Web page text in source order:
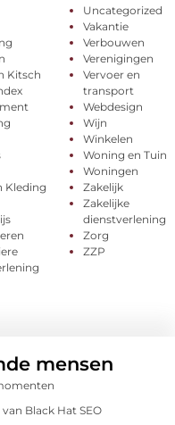
Kitsch
Kleding
Uncategorized
Vakantie
Verbouwen
Verenigingen
Vervoer en
transport
Webdesign
Wijn
Winkelen
Woning en Tuin
Woningen
Zakelijk
Zakelijke
dienstverlening
Zorg
ZZP
mensen
Black Hat SEO